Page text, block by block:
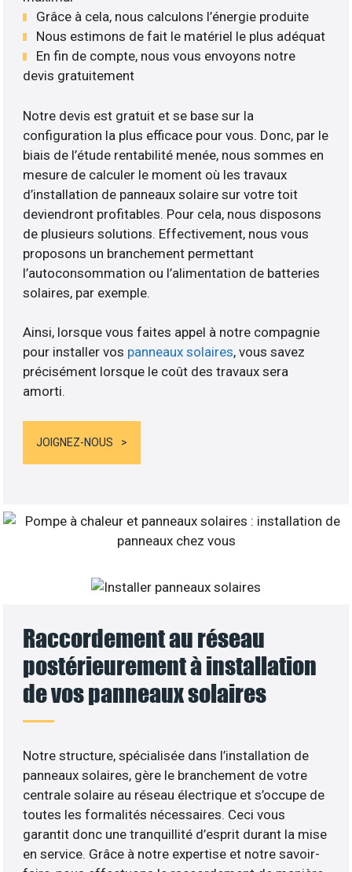
Grâce à cela, nous calculons l’énergie produite
Nous estimons de fait le matériel le plus adéquat
En fin de compte, nous vous envoyons notre
devis gratuitement
Notre devis est gratuit et se base sur la
configuration la plus efficace pour vous. Donc, par le
biais de l’étude rentabilité menée, nous sommes en
mesure de calculer le moment où les travaux
d’installation de panneaux solaire sur votre toit
deviendront profitables. Pour cela, nous disposons
de plusieurs solutions. Effectivement, nous vous
proposons un branchement permettant
l’autoconsommation ou l’alimentation de batteries
solaires, par exemple.
Ainsi, lorsque vous faites appel à notre compagnie
pour installer vos panneaux solaires, vous savez
précisément lorsque le coût des travaux sera
amorti.
JOIGNEZ-NOUS
Raccordement au réseau
postérieurement à installation
de vos panneaux solaires
Notre structure, spécialisée dans l’installation de
panneaux solaires, gère le branchement de votre
centrale solaire au réseau électrique et s’occupe de
toutes les formalités nécessaires. Ceci vous
garantit donc une tranquillité d’esprit durant la mise
en service. Grâce à notre expertise et notre savoir-